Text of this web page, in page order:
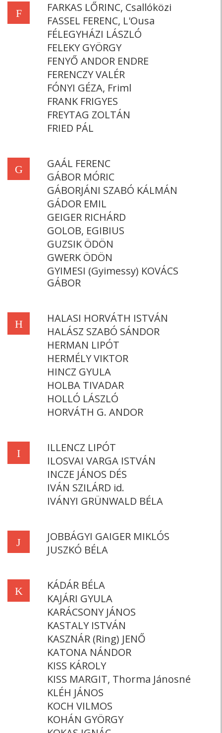
F
FARKAS LŐRINC, Csallóközi
FASSEL FERENC, L'Ousa
FÉLEGYHÁZI LÁSZLÓ
FELEKY GYÖRGY
FENYŐ ANDOR ENDRE
FERENCZY VALÉR
FÓNYI GÉZA, Friml
FRANK FRIGYES
FREYTAG ZOLTÁN
FRIED PÁL
G
GAÁL FERENC
GÁBOR MÓRIC
GÁBORJÁNI SZABÓ KÁLMÁN
GÁDOR EMIL
GEIGER RICHÁRD
GOLOB, EGIBIUS
GUZSIK ÖDÖN
GWERK ÖDÖN
GYIMESI (Gyimessy) KOVÁCS
GÁBOR
H
HALASI HORVÁTH ISTVÁN
HALÁSZ SZABÓ SÁNDOR
HERMAN LIPÓT
HERMÉLY VIKTOR
HINCZ GYULA
HOLBA TIVADAR
HOLLÓ LÁSZLÓ
HORVÁTH G. ANDOR
I
ILLENCZ LIPÓT
ILOSVAI VARGA ISTVÁN
INCZE JÁNOS DÉS
IVÁN SZILÁRD id.
IVÁNYI GRÜNWALD BÉLA
J
JOBBÁGYI GAIGER MIKLÓS
JUSZKÓ BÉLA
K
KÁDÁR BÉLA
KAJÁRI GYULA
KARÁCSONY JÁNOS
KASTALY ISTVÁN
KASZNÁR (Ring) JENŐ
KATONA NÁNDOR
KISS KÁROLY
KISS MARGIT, Thorma Jánosné
KLÉH JÁNOS
KOCH VILMOS
KOHÁN GYÖRGY